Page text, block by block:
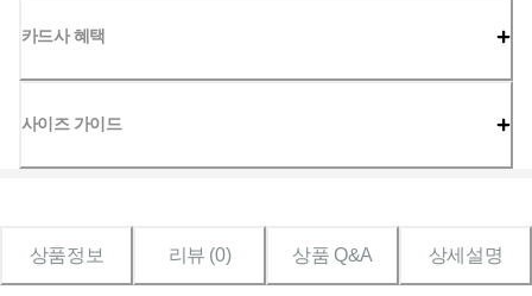
카드사 혜택
사이즈 가이드
상품정보 리뷰 (0) 상품 Q&A 상세설명